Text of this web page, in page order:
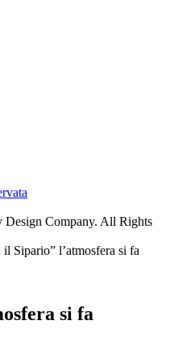
Company. All Rights
il Sipario” l’atmosfera si fa
si fa